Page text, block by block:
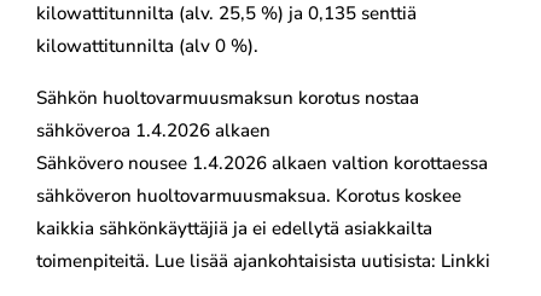
kilowattitunnilta (alv. 25,5 %) ja 0,135 senttiä
kilowattitunnilta (alv 0 %).
Sähkön huoltovarmuusmaksun korotus nostaa
sähköveroa 1.4.2026 alkaen
Sähkövero nousee 1.4.2026 alkaen valtion korottaessa
sähköveron huoltovarmuusmaksua. Korotus koskee
kaikkia sähkönkäyttäjiä ja ei edellytä asiakkailta
toimenpiteitä. Lue lisää ajankohtaisista uutisista: Linkki